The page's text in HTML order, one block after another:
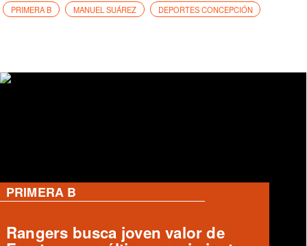
PRIMERA B MANUEL SUÁREZ DEPORTES CONCEPCIÓN
PRIMERA B
Deportes Temuco confirma salida